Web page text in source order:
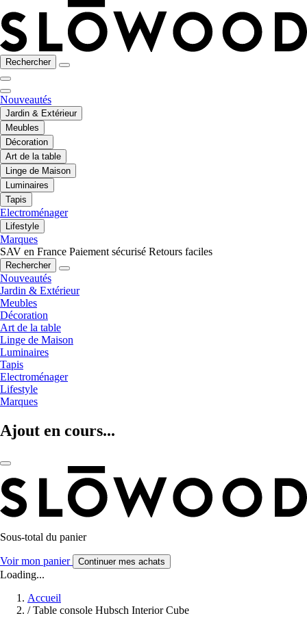
Rechercher
Nouveautés
Jardin & Extérieur
Meubles
Décoration
Art de la table
Linge de Maison
Luminaires
Tapis
Electroménager
Lifestyle
Marques
SAV en France Paiement sécurisé Retours faciles
Rechercher
Nouveautés
Jardin & Extérieur
Meubles
Décoration
Art de la table
Linge de Maison
Luminaires
Tapis
Electroménager
Lifestyle
Marques
Ajout en cours...
Sous-total du panier
Voir mon panier Continuer mes achats
Loading...
Accueil
/ Table console Hubsch Interior Cube